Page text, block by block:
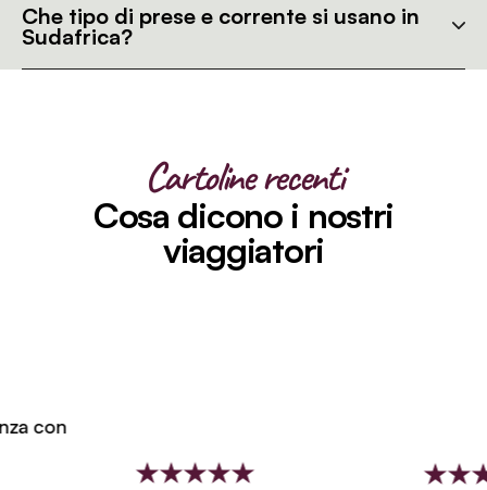
Che tipo di prese e corrente si usano in
Sudafrica?
Cartoline recenti
Cosa dicono i nostri
viaggiatori
con